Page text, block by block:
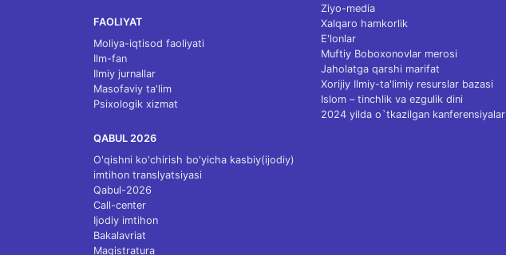
FAOLIYAT
Moliya-iqtisod faoliyati
Ilm-fan
Ilmiy jurnallar
Masofaviy ta'lim
Psixologik xizmat
QABUL 2026
O'qishni ko'chirish bo'yicha kasbiy(ijodiy)
imtihon translyatsiyasi
Qabul-2026
Call-center
Ijodiy imtihon
Bakalavriat
Magistratura
Ziyo-media
Xalqaro hamkorlik
E'lonlar
Muftiy Boboxonovlar merosi
Jaholatga qarshi marifat
Xorijiy Ilmiy-ta'limiy resurslar bazasi
Islom – tinchlik va ezgulik dini
2024 yilda o`tkazilgan kanferensiyalar